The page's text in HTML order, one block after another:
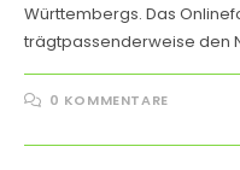
Württembergs. Das
trägtpassenderweise den
0 KOMMENTARE